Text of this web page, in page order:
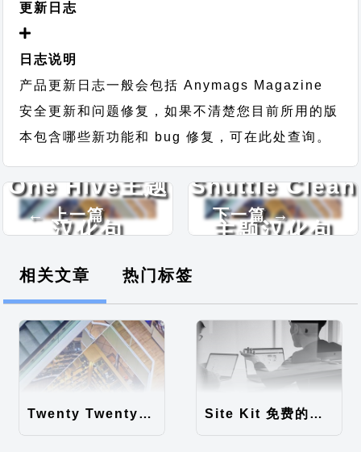
更新日志
日志说明
产品更新日志一般会包括 Anymags Magazine
安全更新和问题修复，如果不清楚您目前所用的版
本包含哪些新功能和 bug 修复，可在此处查询。
← 上一篇
One Hive主题
汉化包
下一篇 →
Shuttle Clean
主题汉化包
相关文章 热门标签
Twenty Twenty-Five 免费的WordPress内容主题 Site Kit 免费的WordPress数据统计插件